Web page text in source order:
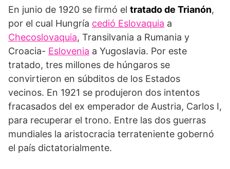
En junio de 1920 se firmó el tratado de Trianón,
por el cual Hungría cedió Eslovaquia a
Checoslovaquia, Transilvania a Rumania y
Croacia- Eslovenia a Yugoslavia. Por este
tratado, tres millones de hún­garos se
convirtieron en súbditos de los Estados
vecinos. En 1921 se produjeron dos intentos
fracasados del ex emperador de Austria, Carlos I,
para recuperar el trono. Entre las dos gue­rras
mundiales la aristocracia terrateniente gobernó
el país dictatorialmente.